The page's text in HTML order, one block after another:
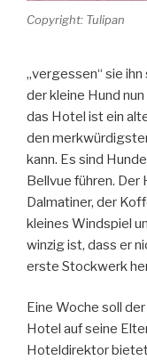
Copyright: Tulipan
„vergessen“ sie
der kleine Hund
das Hotel ist ein
den
kann. Es sind
Bellvue führen.
Dalmatiner, der
kleines Windspiel
winzig ist, dass er
erste Stockwerk
Eine Woche soll
Hotel auf seine
Hoteldirektor bietet